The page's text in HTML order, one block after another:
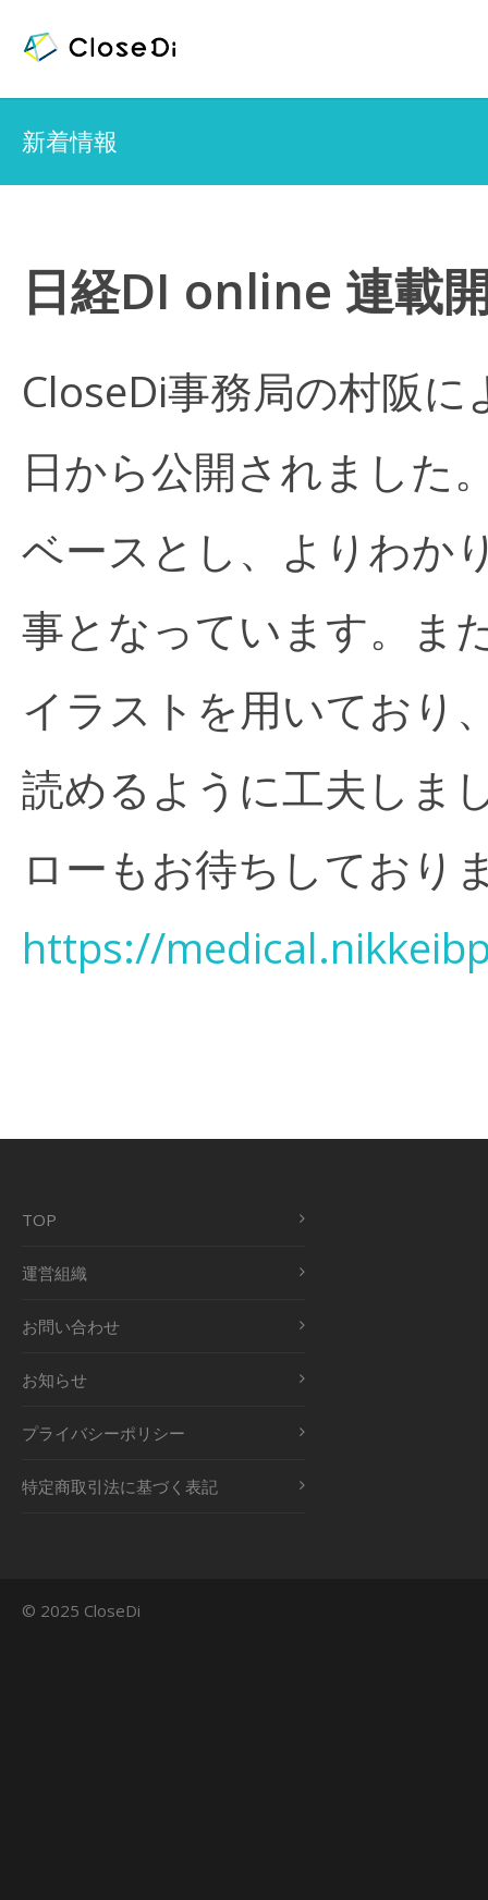
新着情報
日経DI online 連載
CloseDi事務局の村阪
日から公開されました
ベースとし、よりわか
事となっています。ま
イラストを用いており
読めるように工夫しま
ローもお待ちしており
https://
TOP
運営組織
お問い合わせ
お知らせ
プライバシーポリシー
特定商取引法に基づく表記
© 2025 CloseDi